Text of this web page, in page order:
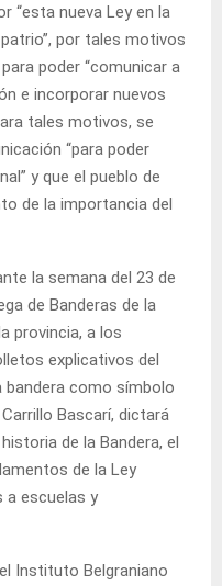
“esta nueva Ley en la
por tales motivos
poder “comunicar a
e incorporar nuevos
tales motivos, se
“para poder
y que el pueblo de
de la importancia del
la semana del 23 de
de Banderas de la
provincia, a los
explicativos del
bandera como símbolo
Bascarí, dictará
de la Bandera, el
de la Ley
a escuelas y
Instituto Belgraniano